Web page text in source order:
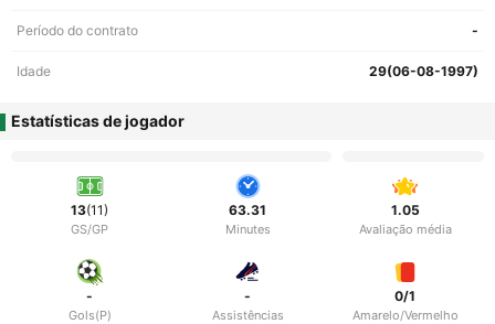
Período do contrato -
Idade 29(06-08-1997)
Estatísticas de jogador
13(11)
GS/GP
63.31
Minutes
1.05
Avaliação média
-
Gols(P)
-
Assistências
0/1
Amarelo/Vermelho